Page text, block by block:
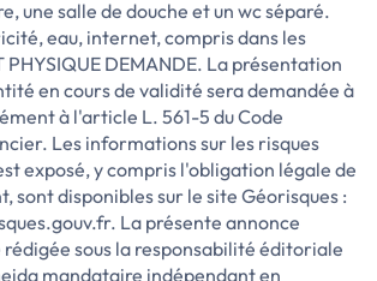
une salle de douche et un wc séparé.
eau, internet, compris dans les
PHYSIQUE DEMANDE. La présentation
en cours de validité sera demandée à
à l'article L. 561-5 du Code
Les informations sur les risques
exposé, y compris l'obligation légale de
sont disponibles sur le site Géorisques :
La présente annonce
sous la responsabilité éditoriale
mandataire indépendant en